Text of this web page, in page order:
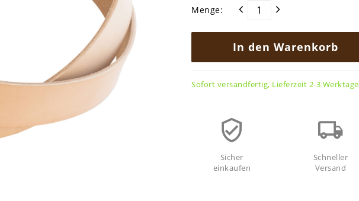
Menge:
In den Warenkorb
Sofort versandfertig, Lieferzeit 2-3 Werktage
Sicher
einkaufen
Schneller
Versand